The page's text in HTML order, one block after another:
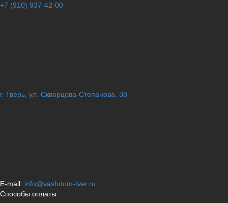
+7 (910) 937-42-00
г. Тверь, ул. Скворцова-Степанова, 38
E-mail: info@vashdom-tver.ru
Способы оплаты: